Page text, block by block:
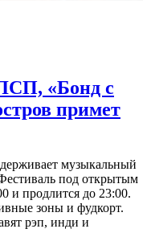
«Бонд с
примет
музыкальный
под открытым
и продлится до 23:00.
зоны и фудкорт.
рэп, инди и